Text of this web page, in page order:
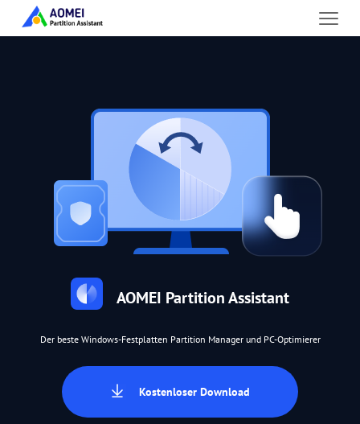
AOMEI Partition Assistant
Der beste Windows-Festplatten Partition Manager und PC-Optimierer
Kostenloser Download